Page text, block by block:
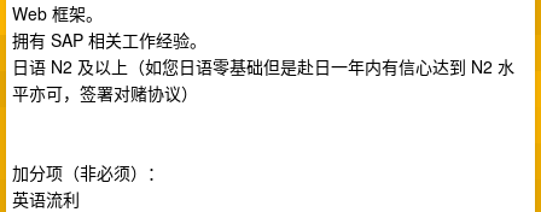
Web 框架。
拥有 SAP 相关工作经验。
日语 N2 及以上（如您日语零基础但是赴日一年内有信心达到 N2 水
平亦可，签署对赌协议）
加分项（非必须）：
英语流利